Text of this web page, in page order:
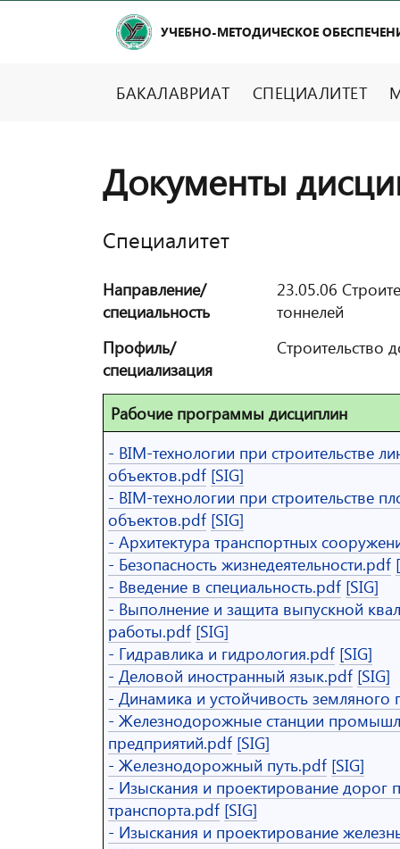
УЧЕБНО-МЕТОДИЧЕСКОЕ
БАКАЛАВРИАТ СПЕЦИАЛИТЕТ
Документы
Специалитет
Направление/
специальность
23.05.06
тоннелей
Профиль/
специализация
Строительство
Рабочие программы дисциплин
- BIM-технологии при строительстве
объектов.pdf [SIG]
- BIM-технологии при строительстве
объектов.pdf [SIG]
- Архитектура транспортных
- Безопасность жизнедеятельности.pdf
- Введение в специальность.pdf [SIG]
- Выполнение и защита выпускной
работы.pdf [SIG]
- Гидравлика и гидрология.pdf [SIG]
- Деловой иностранный язык.pdf [SIG]
- Динамика и устойчивость земляного
- Железнодорожные станции
предприятий.pdf [SIG]
- Железнодорожный путь.pdf [SIG]
- Изыскания и проектирование
транспорта.pdf [SIG]
- Изыскания и проектирование